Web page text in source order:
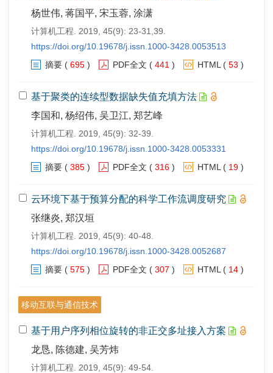
杨世伟, 蒋国平, 宋玉蓉, 涂潇
计算机工程. 2019, 45(9): 23-31,39.
https://doi.org/10.19678/j.issn.1000-3428.0053513
摘要 ( 695 ) PDF全文 ( 441 ) HTML ( 53 )
基于聚类的连续型数据缺失值充填方法
李国和, 杨绍伟, 吴卫江, 郑艺峰
计算机工程. 2019, 45(9): 32-39.
https://doi.org/10.19678/j.issn.1000-3428.0053331
摘要 ( 385 ) PDF全文 ( 316 ) HTML ( 19 )
云环境下基于预算分配的科学工作流调度研究
张继炎, 郑汉垣
计算机工程. 2019, 45(9): 40-48.
https://doi.org/10.19678/j.issn.1000-3428.0052687
摘要 ( 575 ) PDF全文 ( 307 ) HTML ( 14 )
移动互联与通信技术
基于用户序列相位旋转的非正交多址接入方案
龙恳, 陈德建, 吴芳炜
计算机工程. 2019, 45(9): 49-54.